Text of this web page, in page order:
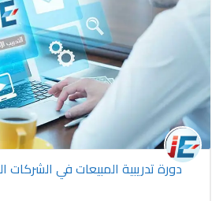
دورة تدريبية المبيعات في الشركات